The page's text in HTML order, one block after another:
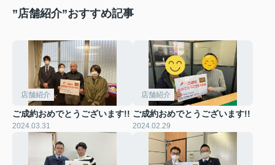
”店舗紹介”おすすめ記事
店舗紹介
ご成約おめでとうございます!!
2024.03.31
店舗紹介
ご成約おめでとうございます!!
2024.02.29